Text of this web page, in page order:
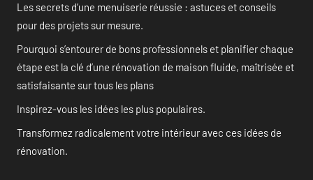
Les secrets d’une menuiserie réussie : astuces et conseils
pour des projets sur mesure.
Pourquoi s’entourer de bons professionnels et planifier chaque
étape est la clé d’une rénovation de maison fluide, maîtrisée et
satisfaisante sur tous les plans
Inspirez-vous les idées les plus populaires.
Transformez radicalement votre intérieur avec ces idées de
rénovation.